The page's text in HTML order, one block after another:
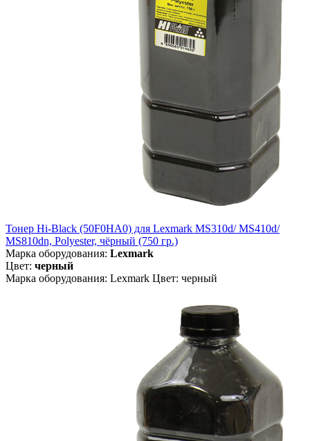
Тонер Hi-Black (50F0HA0) для Lexmark MS310d/ MS410d/
MS810dn, Polyester, чёрный (750 гр.)
Марка оборудования: Lexmark
Цвет: черный
Марка оборудования: Lexmark Цвет: черный